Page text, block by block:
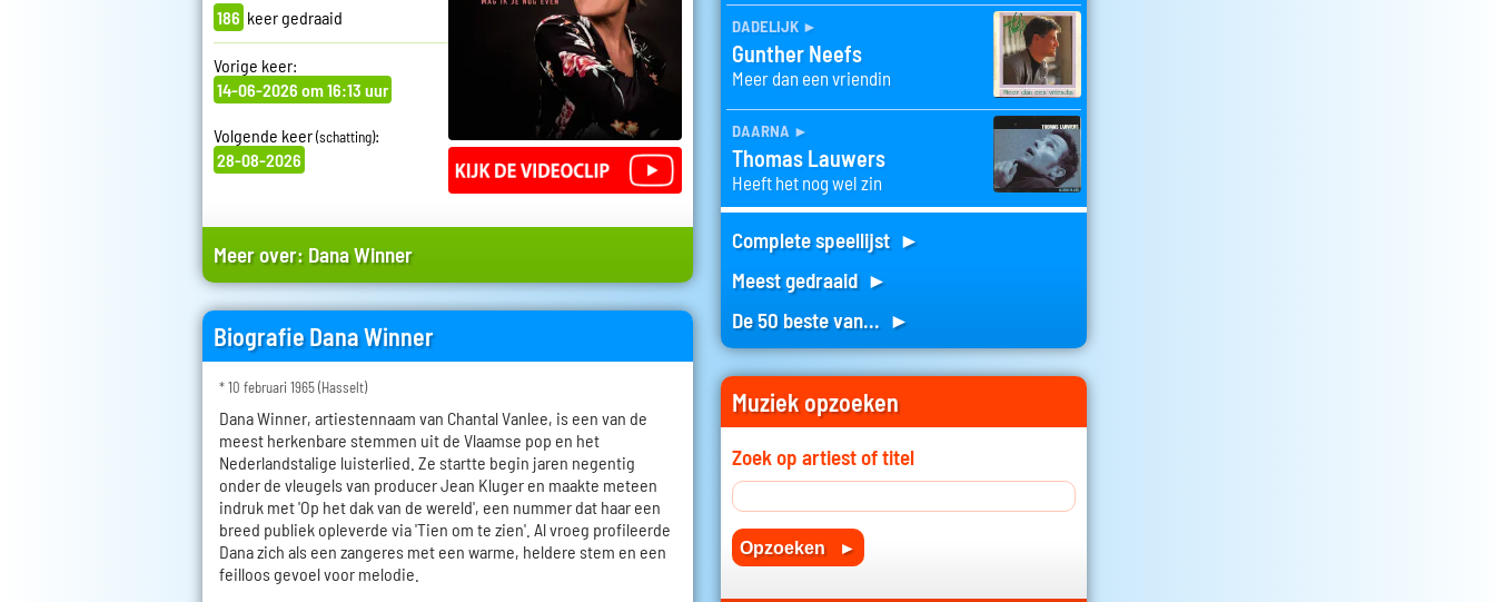
186 keer gedraaid
Vorige keer:
14-06-2026 om 16:13 uur
Volgende keer(schatting):
28-08-2026
Meer over: Dana Winner
Biografie Dana Winner
* 10 februari 1965 (Hasselt)
Dana Winner, artiestennaam van Chantal Vanlee, is een van de
meest herkenbare stemmen uit de Vlaamse pop en het
Nederlandstalige luisterlied. Ze startte begin jaren negentig
onder de vleugels van producer Jean Kluger en maakte meteen
indruk met 'Op het dak van de wereld', een nummer dat haar een
breed publiek opleverde via 'Tien om te zien'. Al vroeg profileerde
Dana zich als een zangeres met een warme, heldere stem en een
feilloos gevoel voor melodie.
dadelijk ►
Gunther Neefs
Meer dan een vriendin
daarna ►
Thomas Lauwers
Heeft het nog wel zin
Complete speellijst ►
Meest gedraaid ►
De 50 beste van... ►
Muziek opzoeken
Zoek op artiest of titel